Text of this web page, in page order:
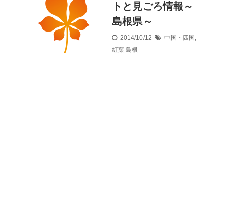
トと見ごろ情報～
島根県～
2014/10/12 中国・四国 ,
紅葉 島根